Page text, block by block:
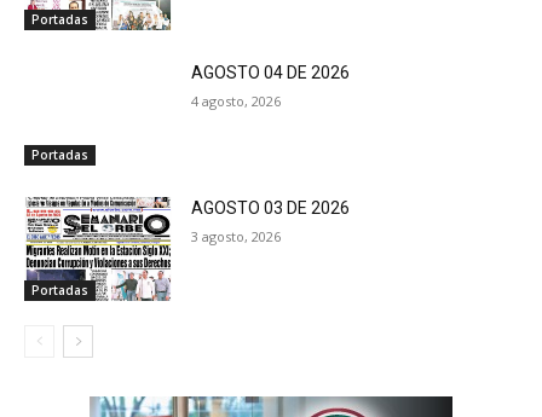
Portadas
Portadas
AGOSTO 04 DE 2026
4 agosto, 2026
Portadas
AGOSTO 03 DE 2026
3 agosto, 2026